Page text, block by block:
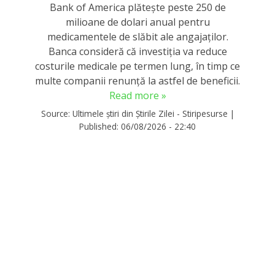
Bank of America plătește peste 250 de
milioane de dolari anual pentru
medicamentele de slăbit ale angajaților.
Banca consideră că investiția va reduce
costurile medicale pe termen lung, în timp ce
multe companii renunță la astfel de beneficii.
Read more »
Source: Ultimele știri din Știrile Zilei - Stiripesurse |
Published: 06/08/2026 - 22:40